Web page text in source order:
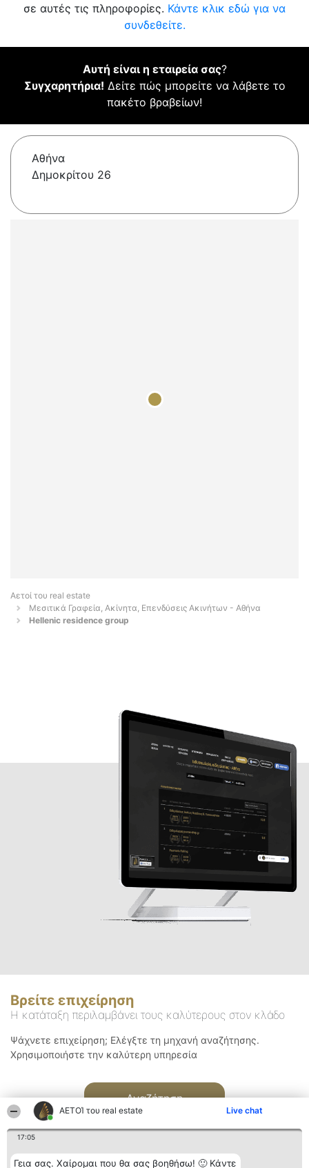
ΑΕΤΟΊ του real estate Live chat
17:05
Γεια σας. Χαίρομαι που θα σας βοηθήσω! 🙂 Κάντε
σε αυτές τις πληροφορίες. Κάντε κλικ εδώ για να
συνδεθείτε.
Αυτή είναι η εταιρεία σας?
Συγχαρητήρια! Δείτε πώς μπορείτε να λάβετε το
πακέτο βραβείων!
Αθήνα
Δημοκρίτου 26
Αετοί του real estate
Μεσιτικά Γραφεία, Ακίνητα, Επενδύσεις Ακινήτων - Αθήνα
Hellenic residence group
Βρείτε επιχείρηση
Η κατάταξη περιλαμβάνει τους καλύτερους στον κλάδο
Ψάχνετε επιχείρηση; Ελέγξτε τη μηχανή αναζήτησης.
Χρησιμοποιήστε την καλύτερη υπηρεσία
Αναζήτηση